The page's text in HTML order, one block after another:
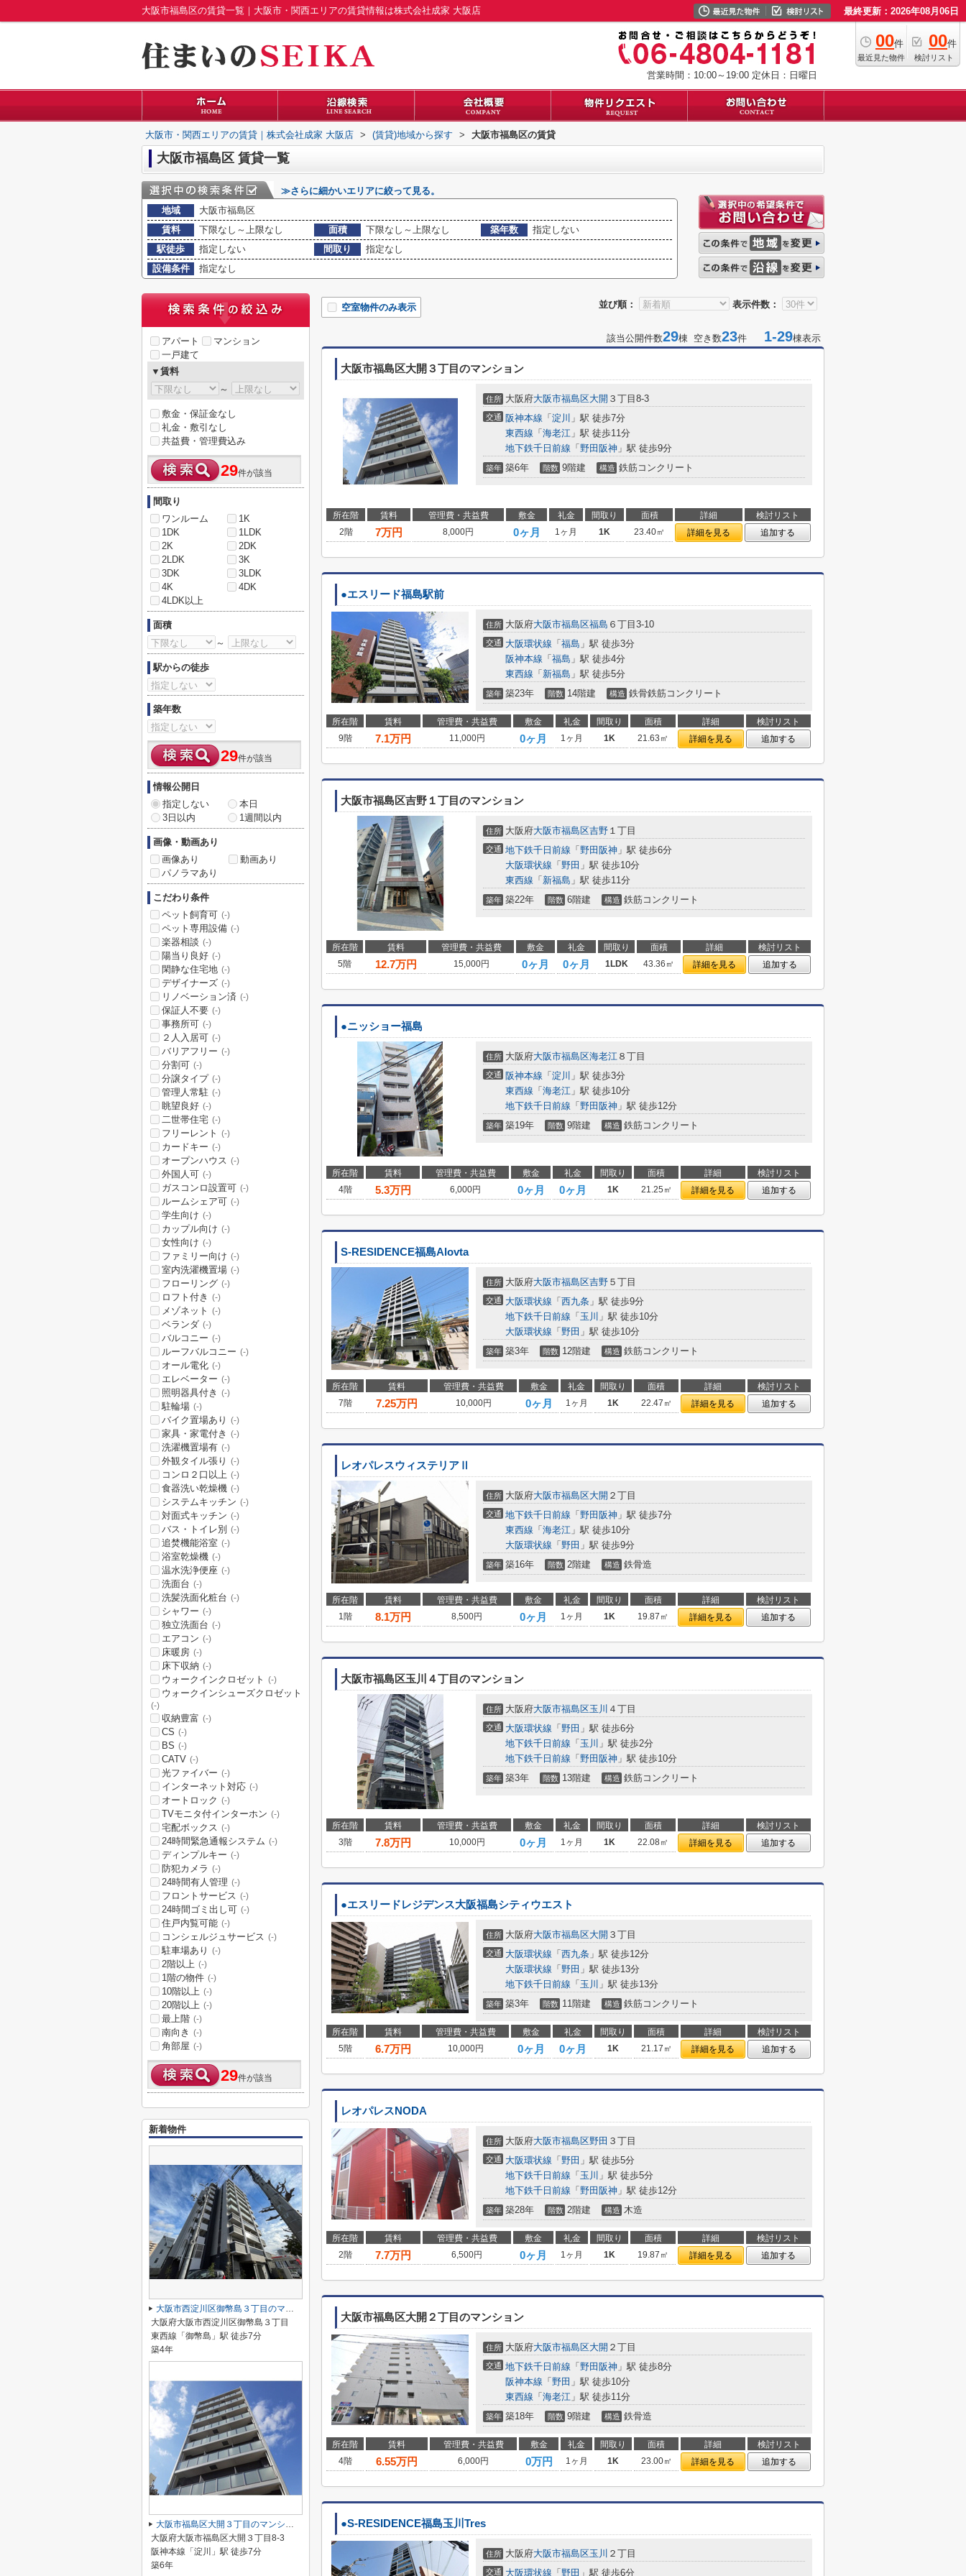
大阪市福島区の賃貸一覧｜大阪市・関西エリアの賃貸情報は株式会社成家 大阪店 最終更新：2026年08月06日
00件
最近見た物件
00件
検討リスト
営業時間：10:00～19:00 定休日：日曜日
大阪市・関西エリアの賃貸｜株式会社成家 大阪店 > (賃貸)地域から探す > 大阪市福島区の賃貸
大阪市福島区 賃貸一覧
≫さらに細かいエリアに絞って見る。
地域
大阪市福島区
賃料
下限なし～上限なし 面積 下限なし～上限なし 築年数
指定しない
駅徒歩
指定しない 間取り
指定なし
設備条件
指定なし
並び順： 表示件数：
空室物件のみ表示
該当公開件数29棟 空き数23件 1-29棟表示
大阪市福島区大開３丁目のマンション
住所 大阪府大阪市福島区大開 ３丁目8-3
交通 阪神本線 「 淀川 」駅 徒歩7分
東西線 「 海老江 」駅 徒歩11分
地下鉄千日前線 「 野田阪神 」駅 徒歩9分
築年 築6年 階数 9階建 構造 鉄筋コンクリート
所在階 賃料 管理費・共益費 敷金 礼金 間取り 面積 詳細
検討リスト
2階
7万円 8,000円 0ヶ月 1ヶ月 1K 23.40㎡ 詳細を見る 追加する
●エスリード福島駅前
住所 大阪府大阪市福島区福島 ６丁目3-10
交通 大阪環状線 「 福島 」駅 徒歩3分
阪神本線 「 福島 」駅 徒歩4分
東西線 「 新福島 」駅 徒歩5分
築年 築23年 階数 14階建 構造 鉄骨鉄筋コンクリート
所在階 賃料 管理費・共益費 敷金 礼金 間取り 面積 詳細
検討リスト
9階
7.1万円 11,000円 0ヶ月 1ヶ月 1K 21.63㎡ 詳細を見る 追加する
大阪市福島区吉野１丁目のマンション
住所 大阪府大阪市福島区吉野 １丁目
交通 地下鉄千日前線 「 野田阪神 」駅 徒歩6分
大阪環状線 「 野田 」駅 徒歩10分
東西線 「 新福島 」駅 徒歩11分
築年 築22年 階数 6階建 構造 鉄筋コンクリート
所在階 賃料 管理費・共益費 敷金 礼金 間取り 面積 詳細
検討リスト
5階
12.7万円 15,000円 0ヶ月 0ヶ月 1LDK 43.36㎡ 詳細を見る 追加する
●ニッショー福島
住所 大阪府大阪市福島区海老江 ８丁目
交通 阪神本線 「 淀川 」駅 徒歩3分
東西線 「 海老江 」駅 徒歩10分
地下鉄千日前線 「 野田阪神 」駅 徒歩12分
築年 築19年 階数 9階建 構造 鉄筋コンクリート
所在階 賃料 管理費・共益費 敷金 礼金 間取り 面積 詳細
検討リスト
4階
5.3万円 6,000円 0ヶ月 0ヶ月 1K 21.25㎡ 詳細を見る 追加する
S-RESIDENCE福島Alovta
住所 大阪府大阪市福島区吉野 ５丁目
交通 大阪環状線 「 西九条 」駅 徒歩9分
地下鉄千日前線 「 玉川 」駅 徒歩10分
大阪環状線 「 野田 」駅 徒歩10分
築年 築3年 階数 12階建 構造 鉄筋コンクリート
所在階 賃料 管理費・共益費 敷金 礼金 間取り 面積 詳細
検討リスト
7階
7.25万円 10,000円 0ヶ月 1ヶ月 1K 22.47㎡ 詳細を見る 追加する
レオパレスウィステリアⅡ
住所 大阪府大阪市福島区大開 ２丁目
交通 地下鉄千日前線 「 野田阪神 」駅 徒歩7分
東西線 「 海老江 」駅 徒歩10分
大阪環状線 「 野田 」駅 徒歩9分
築年 築16年 階数 2階建 構造 鉄骨造
所在階 賃料 管理費・共益費 敷金 礼金 間取り 面積 詳細
検討リスト
1階
8.1万円 8,500円 0ヶ月 1ヶ月 1K 19.87㎡ 詳細を見る 追加する
大阪市福島区玉川４丁目のマンション
住所 大阪府大阪市福島区玉川 ４丁目
交通 大阪環状線 「 野田 」駅 徒歩6分
地下鉄千日前線 「 玉川 」駅 徒歩2分
地下鉄千日前線 「 野田阪神 」駅 徒歩10分
築年 築3年 階数 13階建 構造 鉄筋コンクリート
所在階 賃料 管理費・共益費 敷金 礼金 間取り 面積 詳細
検討リスト
3階
7.8万円 10,000円 0ヶ月 1ヶ月 1K 22.08㎡ 詳細を見る 追加する
●エスリードレジデンス大阪福島シティウエスト
住所 大阪府大阪市福島区大開 ３丁目
交通 大阪環状線 「 西九条 」駅 徒歩12分
大阪環状線 「 野田 」駅 徒歩13分
地下鉄千日前線 「 玉川 」駅 徒歩13分
築年 築3年 階数 11階建 構造 鉄筋コンクリート
所在階 賃料 管理費・共益費 敷金 礼金 間取り 面積 詳細
検討リスト
5階
6.7万円 10,000円 0ヶ月 0ヶ月 1K 21.17㎡ 詳細を見る 追加する
レオパレスNODA
住所 大阪府大阪市福島区野田 ３丁目
交通 大阪環状線 「 野田 」駅 徒歩5分
地下鉄千日前線 「 玉川 」駅 徒歩5分
地下鉄千日前線 「 野田阪神 」駅 徒歩12分
築年 築28年 階数 2階建 構造 木造
所在階 賃料 管理費・共益費 敷金 礼金 間取り 面積 詳細
検討リスト
2階
7.7万円 6,500円 0ヶ月 1ヶ月 1K 19.87㎡ 詳細を見る 追加する
大阪市福島区大開２丁目のマンション
住所 大阪府大阪市福島区大開 ２丁目
交通 地下鉄千日前線 「 野田阪神 」駅 徒歩8分
阪神本線 「 野田 」駅 徒歩10分
東西線 「 海老江 」駅 徒歩11分
築年 築18年 階数 9階建 構造 鉄骨造
所在階 賃料 管理費・共益費 敷金 礼金 間取り 面積 詳細
検討リスト
4階
6.55万円 6,000円 0万円 1ヶ月 1K 23.00㎡ 詳細を見る 追加する
●S-RESIDENCE福島玉川Tres
住所 大阪府大阪市福島区玉川 ２丁目
交通 大阪環状線 「 野田 」駅 徒歩6分
アパート
マンション
一戸建て
▼賃料
～
敷金・保証金なし
礼金・敷引なし
共益費・管理費込み
29件が該当
間取り
ワンルーム
1K
1DK
1LDK
2K
2DK
2LDK
3K
3DK
3LDK
4K
4DK
4LDK以上
面積
～
駅からの徒歩
築年数
29件が該当
情報公開日
指定しない
本日
3日以内
1週間以内
画像・動画あり
画像あり
動画あり
パノラマあり
こだわり条件
ペット飼育可 (-)
ペット専用設備 (-)
楽器相談 (-)
陽当り良好 (-)
閑静な住宅地 (-)
デザイナーズ (-)
リノベーション済 (-)
保証人不要 (-)
事務所可 (-)
２人入居可 (-)
バリアフリー (-)
分割可 (-)
分譲タイプ (-)
管理人常駐 (-)
眺望良好 (-)
二世帯住宅 (-)
フリーレント (-)
カードキー (-)
オープンハウス (-)
外国人可 (-)
ガスコンロ設置可 (-)
ルームシェア可 (-)
学生向け (-)
カップル向け (-)
女性向け (-)
ファミリー向け (-)
室内洗濯機置場 (-)
フローリング (-)
ロフト付き (-)
メゾネット (-)
ベランダ (-)
バルコニー (-)
ルーフバルコニー (-)
オール電化 (-)
エレベーター (-)
照明器具付き (-)
駐輪場 (-)
バイク置場あり (-)
家具・家電付き (-)
洗濯機置場有 (-)
外観タイル張り (-)
コンロ２口以上 (-)
食器洗い乾燥機 (-)
システムキッチン (-)
対面式キッチン (-)
バス・トイレ別 (-)
追焚機能浴室 (-)
浴室乾燥機 (-)
温水洗浄便座 (-)
洗面台 (-)
洗髪洗面化粧台 (-)
シャワー (-)
独立洗面台 (-)
エアコン (-)
床暖房 (-)
床下収納 (-)
ウォークインクロゼット (-)
ウォークインシューズクロゼット
(-)
収納豊富 (-)
CS (-)
BS (-)
CATV (-)
光ファイバー (-)
インターネット対応 (-)
オートロック (-)
TVモニタ付インターホン (-)
宅配ボックス (-)
24時間緊急通報システム (-)
ディンプルキー (-)
防犯カメラ (-)
24時間有人管理 (-)
フロントサービス (-)
24時間ゴミ出し可 (-)
住戸内覧可能 (-)
コンシェルジュサービス (-)
駐車場あり (-)
2階以上 (-)
1階の物件 (-)
10階以上 (-)
20階以上 (-)
最上階 (-)
南向き (-)
角部屋 (-)
29件が該当
新着物件
大阪市西淀川区御幣島３丁目のマンション
大阪府大阪市西淀川区御幣島３丁目
東西線「御幣島」駅 徒歩7分
築4年
大阪市福島区大開３丁目のマンション
大阪府大阪市福島区大開３丁目8-3
阪神本線「淀川」駅 徒歩7分
築6年